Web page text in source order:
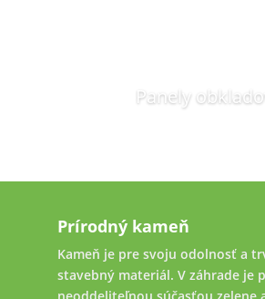
Panely
Prírodný kameň
Kameň je pre svoju odolnosť a
stavebný materiál. V záhrade je